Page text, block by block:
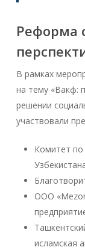
Реформа
В рамках
на тему «Вакф:
решении
участвовали
Комитет по
ООО
исламская